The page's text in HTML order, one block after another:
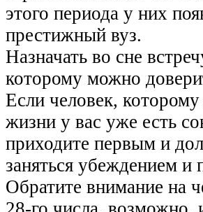
этого периода у них
престижный вуз.
Назначать во сне
которому можно
Если человек,
жизни у вас уже есть
приходите первым и
заняться убеждением и
Обратите внимание на